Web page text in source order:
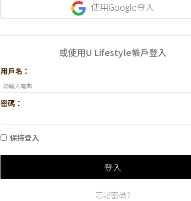
使用Google登入
或使用U Lifestyle帳戶登入
用戶名：
密碼：
保持登入
登入
忘記密碼?